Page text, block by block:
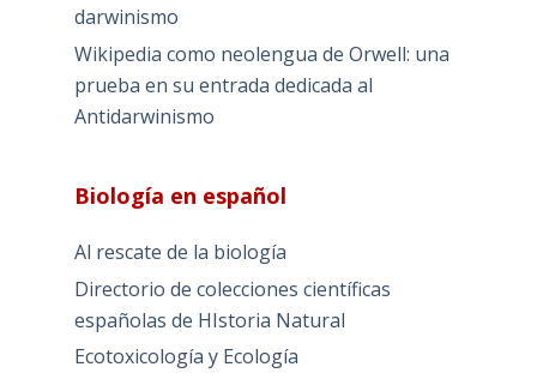
darwinismo
Wikipedia como neolengua de Orwell: una
prueba en su entrada dedicada al
Antidarwinismo
Biología en español
Al rescate de la biología
Directorio de colecciones científicas
españolas de HIstoria Natural
Ecotoxicología y Ecología